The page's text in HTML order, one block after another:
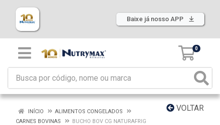
Baixe já nosso APP
0
VOLTAR
INÍCIO
ALIMENTOS CONGELADOS
CARNES BOVINAS
BUCHO BOV CG NATURAFRIG